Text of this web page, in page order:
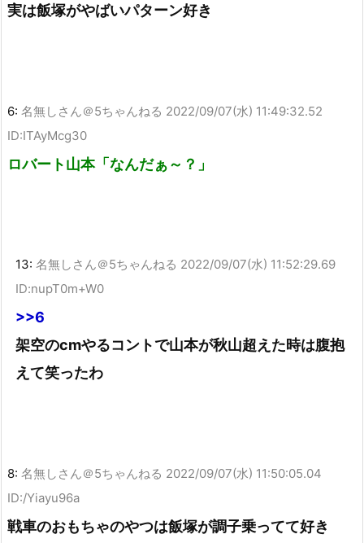
実は飯塚がやばいパターン好き
6: 名無しさん＠5ちゃんねる 2022/09/07(水) 11:49:32.52
ID:ITAyMcg30
ロバート山本「なんだぁ～？」
13: 名無しさん＠5ちゃんねる 2022/09/07(水) 11:52:29.69
ID:nupT0m+W0
>>6
架空のcmやるコントで山本が秋山超えた時は腹抱
えて笑ったわ
8: 名無しさん＠5ちゃんねる 2022/09/07(水) 11:50:05.04
ID:/Yiayu96a
戦車のおもちゃのやつは飯塚が調子乗ってて好き